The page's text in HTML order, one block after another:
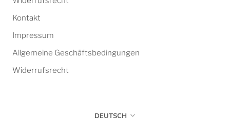
Kontakt
Impressum
Allgemeine Geschäftsbedingungen
Widerrufsrecht
Sprache
DEUTSCH